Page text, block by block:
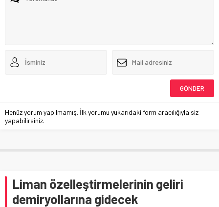
Henüz yorum yapılmamış. İlk yorumu yukarıdaki form aracılığıyla siz
yapabilirsiniz.
Liman özelleştirmelerinin geliri
demiryollarına gidecek